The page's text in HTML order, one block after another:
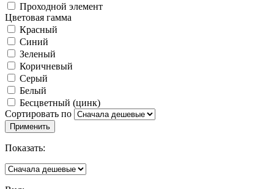
Проходной элемент
Цветовая гамма
Красный
Синий
Зеленый
Коричневый
Серый
Белый
Бесцветный (цинк)
Сортировать по
Показать: